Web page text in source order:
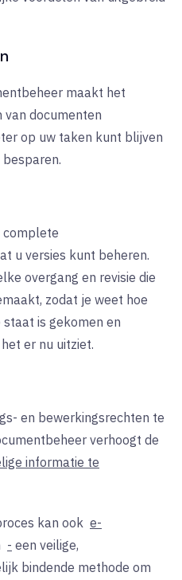
maakt het
van documenten
op uw taken kunt blijven
complete
u versies kunt beheren.
overgang en revisie die
zodat je weet hoe
is gekomen en
er nu uitziet.
en bewerkingsrechten te
verhoogt de
informatie te
kan ook e-
- een veilige,
bindende methode om